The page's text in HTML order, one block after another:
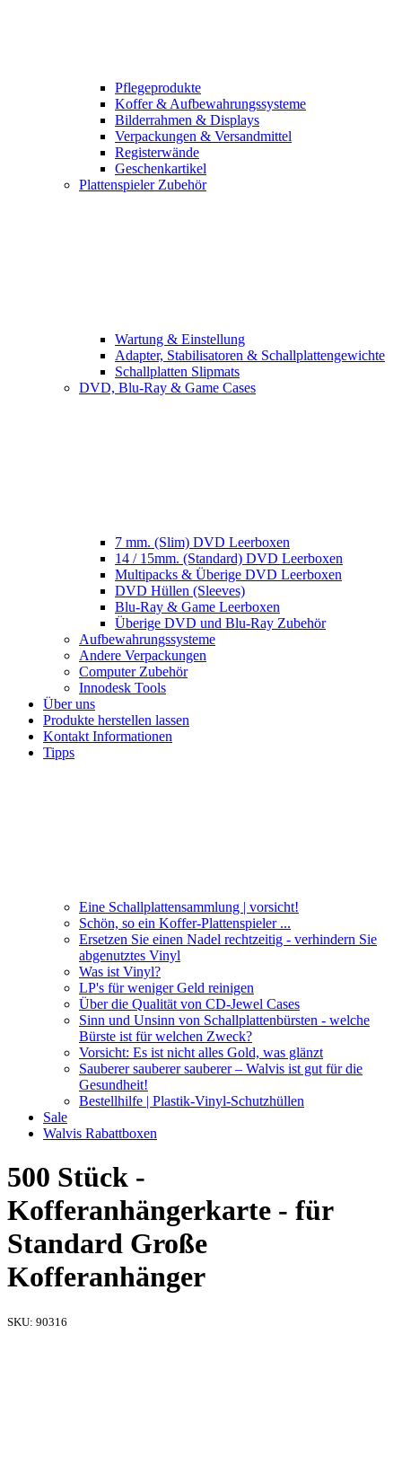
Pflegeprodukte
Koffer & Aufbewahrungssysteme
Bilderrahmen & Displays
Verpackungen & Versandmittel
Registerwände
Geschenkartikel
Plattenspieler Zubehör
Wartung & Einstellung
Adapter, Stabilisatoren & Schallplattengewichte
Schallplatten Slipmats
DVD, Blu-Ray & Game Cases
7 mm. (Slim) DVD Leerboxen
14 / 15mm. (Standard) DVD Leerboxen
Multipacks & Überige DVD Leerboxen
DVD Hüllen (Sleeves)
Blu-Ray & Game Leerboxen
Überige DVD und Blu-Ray Zubehör
Aufbewahrungssysteme
Andere Verpackungen
Computer Zubehör
Innodesk Tools
Über uns
Produkte herstellen lassen
Kontakt Informationen
Tipps
Eine Schallplattensammlung | vorsicht!
Schön, so ein Koffer-Plattenspieler ...
Ersetzen Sie einen Nadel rechtzeitig - verhindern Sie
abgenutztes Vinyl
Was ist Vinyl?
LP's für weniger Geld reinigen
Über die Qualität von CD-Jewel Cases
Sinn und Unsinn von Schallplattenbürsten - welche
Bürste ist für welchen Zweck?
Vorsicht: Es ist nicht alles Gold, was glänzt
Sauberer sauberer sauberer – Walvis ist gut für die
Gesundheit!
Bestellhilfe | Plastik-Vinyl-Schutzhüllen
Sale
Walvis Rabattboxen
500 Stück -
Kofferanhängerkarte - für
Standard Große
Kofferanhänger
SKU: 90316